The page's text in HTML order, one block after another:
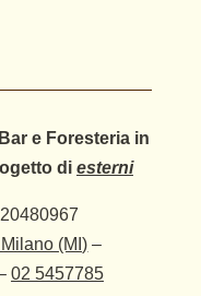
e Foresteria in
di esterni
(MI) –
02 5457785